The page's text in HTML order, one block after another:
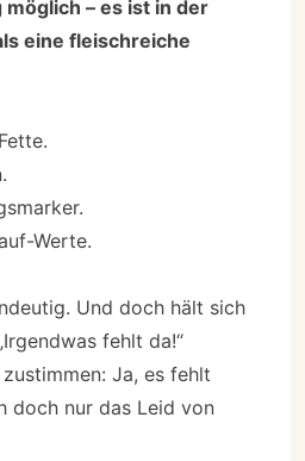
– es ist in der
eine fleischreiche
Werte.
Und doch hält sich
fehlt da!“
Ja, es fehlt
doch nur das Leid von